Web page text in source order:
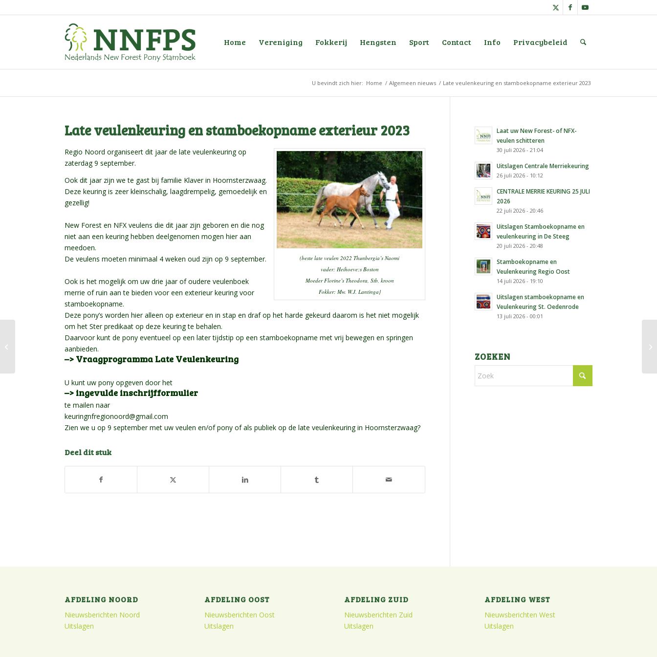
Home Vereniging Fokkerij Hengsten Sport Contact Info Privacybeleid
U bevindt zich hier: Home / Algemeen nieuws / Late veulenkeuring en stamboekopname exterieur 2023
Late veulenkeuring en stamboekopname exterieur 2023
(beste late veulen 2022 Thunbergia’s Naomi
vader: Heihoeve;s Boston
Moeder Florine’s Theodora, Stb, kroon
Fokker: Mw. W.J. Lantinga}
Regio Noord organiseert dit jaar de late veulenkeuring op
zaterdag 9 september.
Ook dit jaar zijn we te gast bij familie Klaver in Hoornsterzwaag.
Deze keuring is zeer kleinschalig, laagdrempelig, gemoedelijk en
gezellig!
New Forest en NFX veulens die dit jaar zijn geboren en die nog
niet aan een keuring hebben deelgenomen mogen hier aan
meedoen.
De veulens moeten minimaal 4 weken oud zijn op 9 september.
Ook is het mogelijk om uw drie jaar of oudere veulenboek
merrie of ruin aan te bieden voor een exterieur keuring voor
stamboekopname.
Deze pony’s worden hier alleen op exterieur en in stap en draf op het harde gekeurd daarom is het niet mogelijk
om het Ster predikaat op deze keuring te behalen.
Daarvoor kunt de pony eventueel op een later tijdstip op een stamboekopname met vrij bewegen en springen
aanbieden.
–> Vraagprogramma Late Veulenkeuring
U kunt uw pony opgeven door het
–> ingevulde inschrijfformulier
te mailen naar
keuringnfregionoord@gmail.com
Zien we u op 9 september met uw veulen en/of pony of als publiek op de late veulenkeuring in Hoornsterzwaag?
Deel dit stuk
Laat uw New Forest- of NFX-
veulen schitteren
30 juli 2026 - 21:04
Uitslagen Centrale Merriekeuring
26 juli 2026 - 10:12
CENTRALE MERRIE KEURING 25 JULI
2026
22 juli 2026 - 20:46
Uitslagen Stamboekopname en
veulenkeuring in De Steeg
20 juli 2026 - 20:48
Stamboekopname en
Veulenkeuring Regio Oost
14 juli 2026 - 19:10
Uitslagen stamboekopname en
Veulenkeuring St. Oedenrode
13 juli 2026 - 00:01
ZOEKEN
AFDELING NOORD
Nieuwsberichten Noord
Uitslagen
AFDELING OOST
Nieuwsberichten Oost
Uitslagen
AFDELING ZUID
Nieuwsberichten Zuid
Uitslagen
AFDELING WEST
Nieuwsberichten West
Uitslagen
29-07-2023 Centrale
Merrie Keuring –